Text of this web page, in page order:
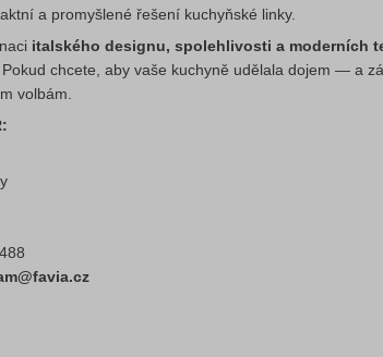
a promyšlené řešení kuchyňské linky.
italského designu, spolehlivosti a moderních
chcete, aby vaše kuchyně udělala dojem — a
volbám.